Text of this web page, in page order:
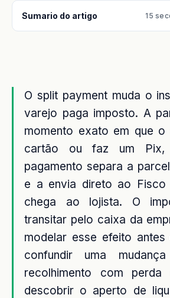
Sumario do artigo 15
O split payment muda o
varejo paga imposto. A
momento exato em que o
cartão ou faz um
pagamento separa a
e a envia direto ao
chega ao lojista. O
transitar pelo caixa da
modelar esse efeito
confundir uma
recolhimento com
descobrir o aperto de